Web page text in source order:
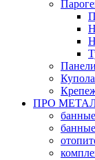
Купола
ПРО